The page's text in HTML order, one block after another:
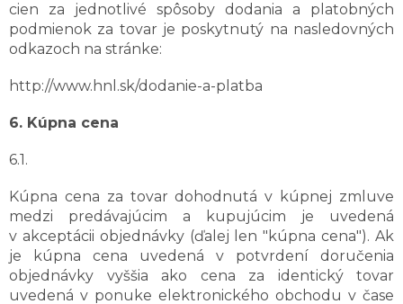
cien za jednotlivé spôsoby dodania a platobných
podmienok za tovar je poskytnutý na nasledovných
odkazoch na stránke:
http://www.hnl.sk/dodanie-a-platba
6. Kúpna cena
6.1.
Kúpna cena za tovar dohodnutá v kúpnej zmluve
medzi predávajúcim a kupujúcim je uvedená
v akceptácii objednávky (ďalej len "kúpna cena"). Ak
je kúpna cena uvedená v potvrdení doručenia
objednávky vyššia ako cena za identický tovar
uvedená v ponuke elektronického obchodu v čase